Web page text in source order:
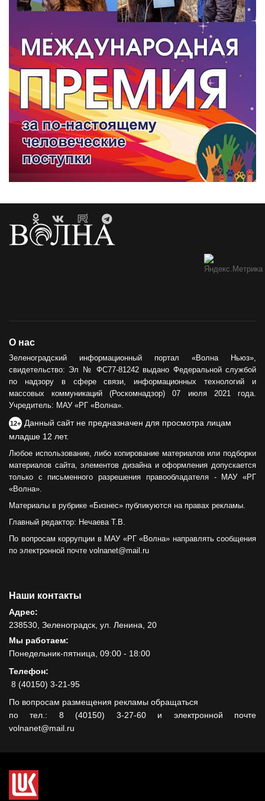
О нас
Зеленоградский информационный портал «Волна Ньюз»,
свидетельство: Эл № ФС77-81242 выдано Федеральной службой
по надзору в сфере связи, информационных технологий и
массовых коммуникаций (Роскомнадзор) 07 июля 2021 года.
Учредитель: МАУ «РГ «Волна».
12+ Данный сайт не предназначен для просмотра лицам
младше 12 лет.
Любое использование, либо копирование материалов или подборки
материалов сайта, элементов дизайна и оформления допускается
только с письменного разрешения правообладателя - МАУ «РГ
«Волна».
Материалы в рубрике «Бизнес» публикуются на правах рекламы.
Главный редактор: Нечаева Т.В.
По вопросам коррупции в МАУ «РГ «Волна» направлять сообщения
по электронной почте volnanet@mail.ru
Наши контакты
Адрес:
238530, Зеленоградск, ул. Ленина, 20
Мы работаем:
Понедельник-пятница, 09:00 - 18:00
Телефон:
8 (40150) 3-21-95
По вопросам размещения рекламы обращаться
по тел.: 8 (40150) 3-27-60 и электронной почте
volnanet@mail.ru